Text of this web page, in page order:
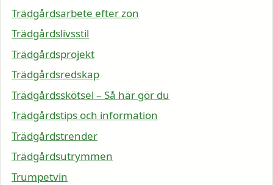
Trädgårdsarbete efter zon
Trädgårdslivsstil
Trädgårdsprojekt
Trädgårdsredskap
Trädgårdsskötsel – Så här gör du
Trädgårdstips och information
Trädgårdstrender
Trädgårdsutrymmen
Trumpetvin